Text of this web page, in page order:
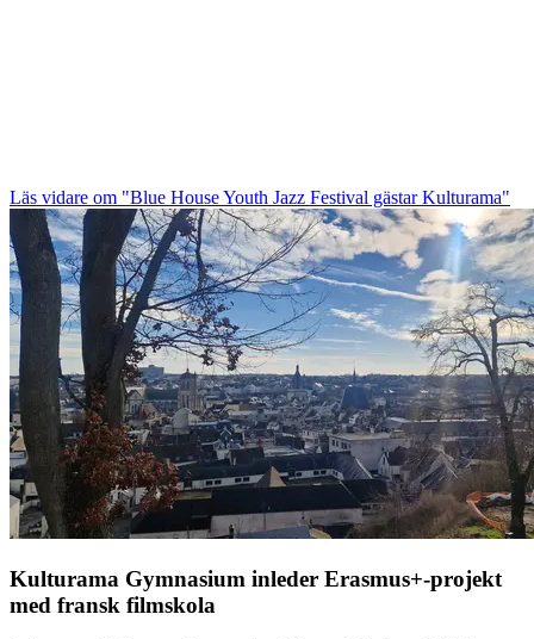
Läs vidare om "Blue House Youth Jazz Festival gästar Kulturama"
Kulturama Gymnasium inleder Erasmus+-projekt
med fransk filmskola